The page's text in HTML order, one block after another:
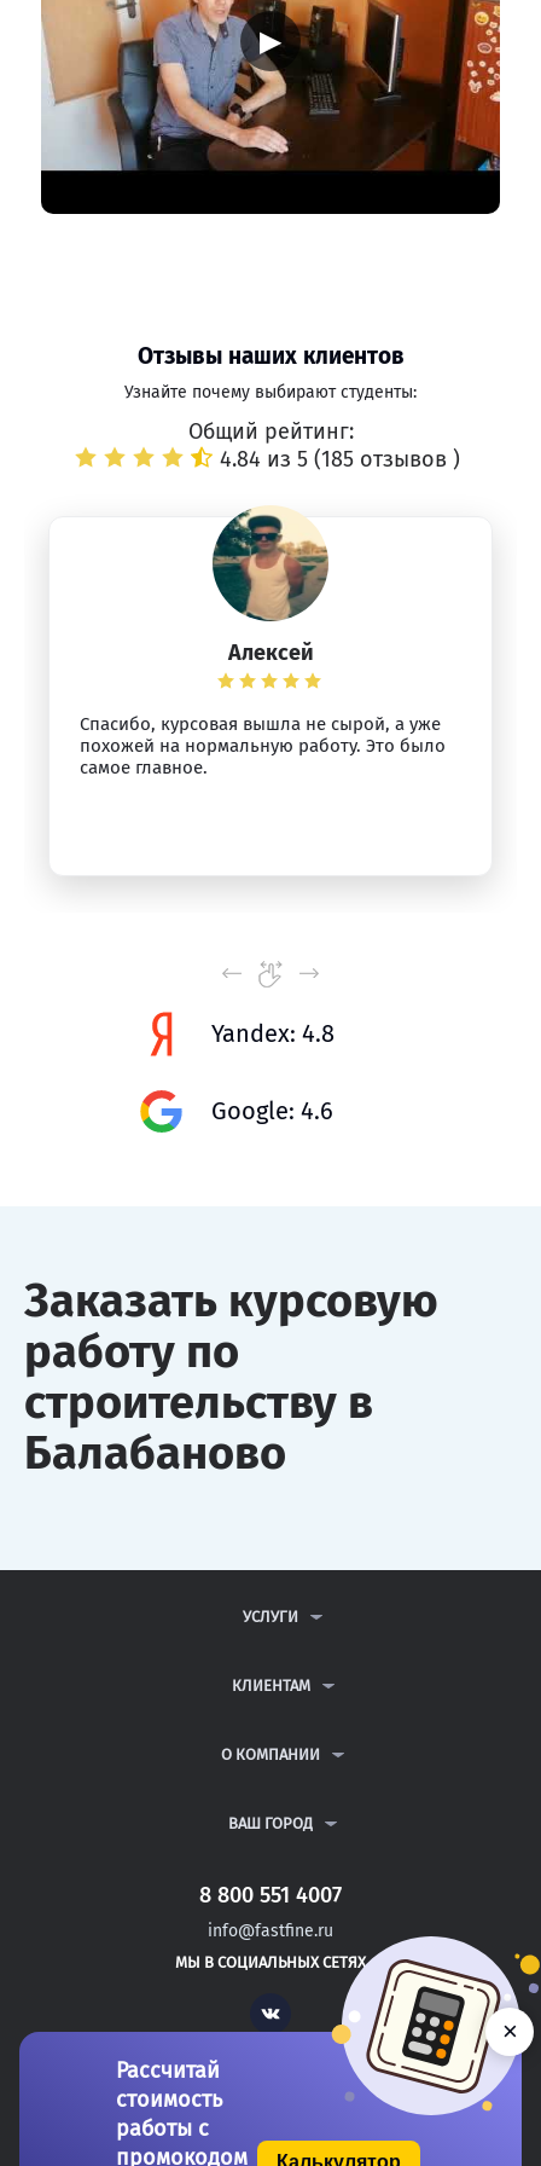
▶
Отзывы наших клиентов
Узнайте почему выбирают студенты:
Общий рейтинг:
4.84 из 5 (185 отзывов )
Алексей
Спасибо, курсовая вышла не сырой, а уже
похожей на нормальную работу. Это было
самое главное.
Yandex: 4.8
Google: 4.6
Заказать курсовую
работу по
строительству в
Балабаново
УСЛУГИ
ДИПЛОМНЫЕ РАБОТЫ
РЕФЕРАТЫ
КЛИЕНТАМ
ВОПРОСЫ И ОТВЕТЫ
ПОЛИТИКА КОНФИДЕНЦИАЛЬНОСТИ
О КОМПАНИИ
КОНТАКТЫ
ВАШ ГОРОД
САНКТ-ПЕТЕРБУРГ
ЖЕЛЕЗНОВОДСК
ПРАСКОВЕЯ
8 800 551 4007
info@fastfine.ru
МЫ В СОЦИАЛЬНЫХ СЕТЯХ
Vk
Рассчитай
стоимость
работы с
промокодом
Калькулятор
×